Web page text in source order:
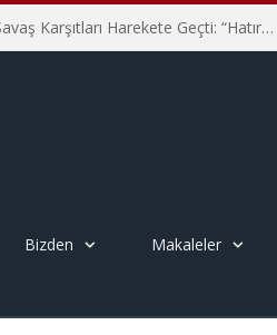
Hiroşima’nın 81. Yılında İtalyan Savaş Karşıtları Harekete Geçti: “Hatırlamak yeterli değil”
Bizden Makaleler